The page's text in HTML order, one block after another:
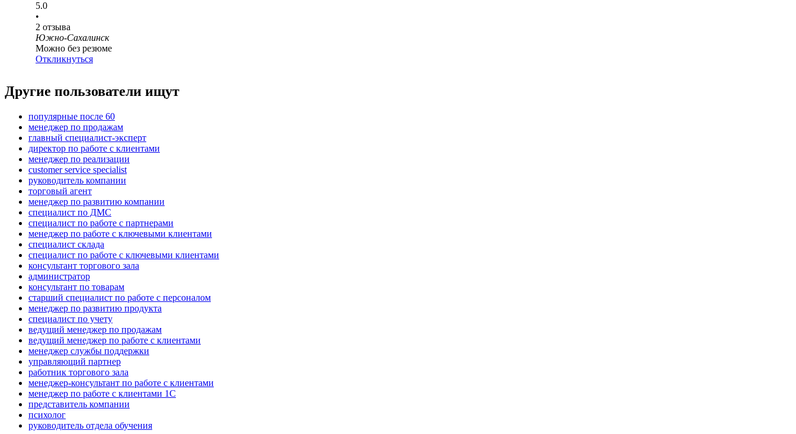
5.0
•
2 отзыва
Южно-Сахалинск
Можно без резюме
Откликнуться
Другие пользователи ищут
популярные после 60
менеджер по продажам
главный специалист-эксперт
директор по работе с клиентами
менеджер по реализации
customer service specialist
руководитель компании
торговый агент
менеджер по развитию компании
специалист по ДМС
специалист по работе с партнерами
менеджер по работе с ключевыми клиентами
специалист склада
специалист по работе с ключевыми клиентами
консультант торгового зала
администратор
консультант по товарам
старший специалист по работе с персоналом
менеджер по развитию продукта
специалист по учету
ведущий менеджер по продажам
ведущий менеджер по работе с клиентами
менеджер службы поддержки
управляющий партнер
работник торгового зала
менеджер-консультант по работе с клиентами
менеджер по работе с клиентами 1С
представитель компании
психолог
руководитель отдела обучения